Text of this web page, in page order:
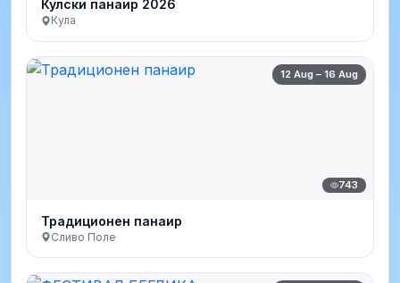
Кулски панаир 2026
Кула
12 Aug – 16 Aug
743
Традиционен панаир
Сливо Поле